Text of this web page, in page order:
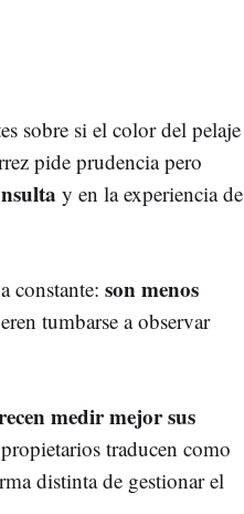
sobre si el color del pelaje
pide prudencia pero
y en la experiencia de
constante: son menos
tumbarse a observar
medir mejor sus
traducen como
distinta de gestionar el